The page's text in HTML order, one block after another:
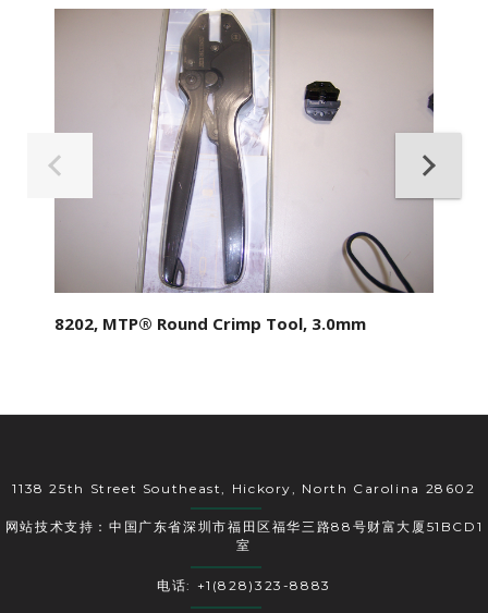
8202, MTP® Round Crimp Tool, 3.0mm
1138 25th Street Southeast, Hickory, North Carolina 28602
网站技术支持：中国广东省深圳市福田区福华三路88号财富大厦51BCD1
室
电话: +1(828)323-8883